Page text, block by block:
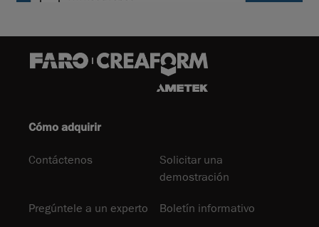
Cómo adquirir
Contáctenos
Solicitar una
demostración
Pregúntele a un experto Boletín informativo